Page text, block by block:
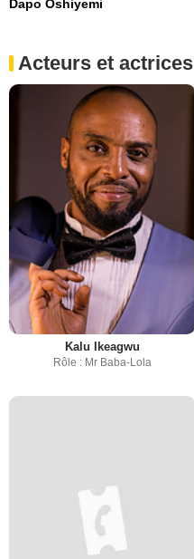
Dapo Oshiyemi
Acteurs et actrices
Kalu Ikeagwu
Rôle : Mr Baba-Lola